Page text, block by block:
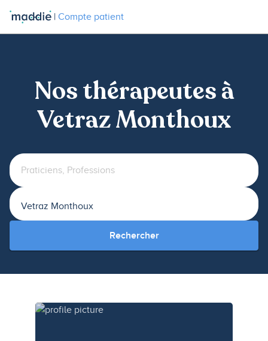
|Compte patient
Nos thérapeutes à
Vetraz Monthoux
Rechercher